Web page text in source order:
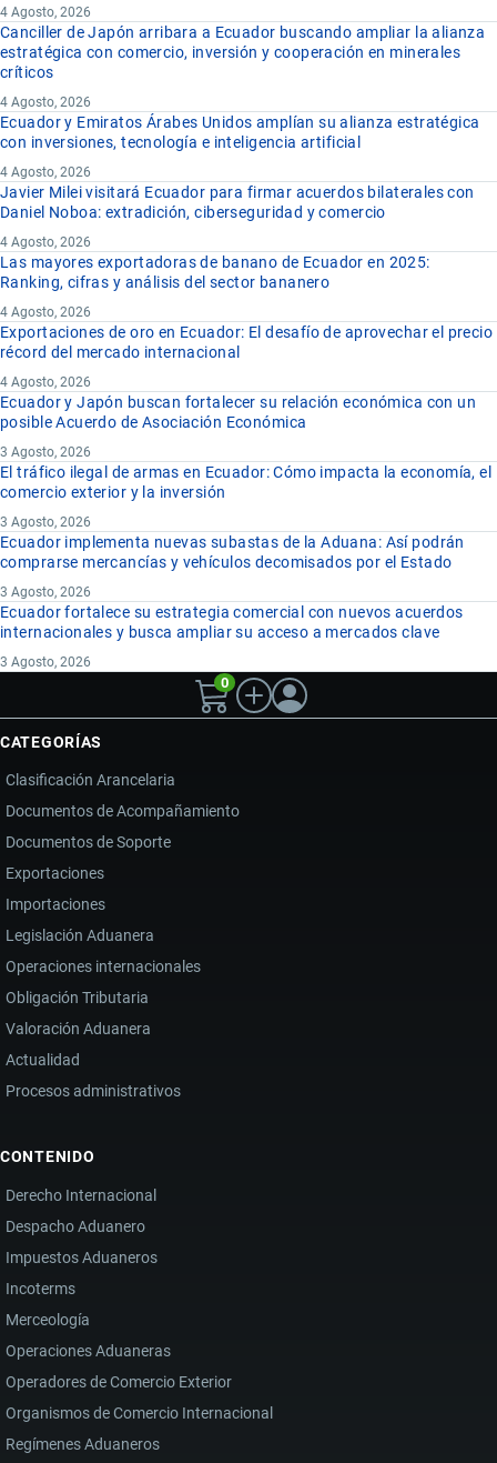
4 Agosto, 2026
Canciller de Japón arribara a Ecuador buscando ampliar la alianza
estratégica con comercio, inversión y cooperación en minerales
críticos
4 Agosto, 2026
Ecuador y Emiratos Árabes Unidos amplían su alianza estratégica
con inversiones, tecnología e inteligencia artificial
4 Agosto, 2026
Javier Milei visitará Ecuador para firmar acuerdos bilaterales con
Daniel Noboa: extradición, ciberseguridad y comercio
4 Agosto, 2026
Las mayores exportadoras de banano de Ecuador en 2025:
Ranking, cifras y análisis del sector bananero
4 Agosto, 2026
Exportaciones de oro en Ecuador: El desafío de aprovechar el precio
récord del mercado internacional
4 Agosto, 2026
Ecuador y Japón buscan fortalecer su relación económica con un
posible Acuerdo de Asociación Económica
3 Agosto, 2026
El tráfico ilegal de armas en Ecuador: Cómo impacta la economía, el
comercio exterior y la inversión
3 Agosto, 2026
Ecuador implementa nuevas subastas de la Aduana: Así podrán
comprarse mercancías y vehículos decomisados por el Estado
3 Agosto, 2026
Ecuador fortalece su estrategia comercial con nuevos acuerdos
internacionales y busca ampliar su acceso a mercados clave
3 Agosto, 2026
0
CATEGORÍAS
Clasificación Arancelaria
Documentos de Acompañamiento
Documentos de Soporte
Exportaciones
Importaciones
Legislación Aduanera
Operaciones internacionales
Obligación Tributaria
Valoración Aduanera
Actualidad
Procesos administrativos
CONTENIDO
Derecho Internacional
Despacho Aduanero
Impuestos Aduaneros
Incoterms
Merceología
Operaciones Aduaneras
Operadores de Comercio Exterior
Organismos de Comercio Internacional
Regímenes Aduaneros